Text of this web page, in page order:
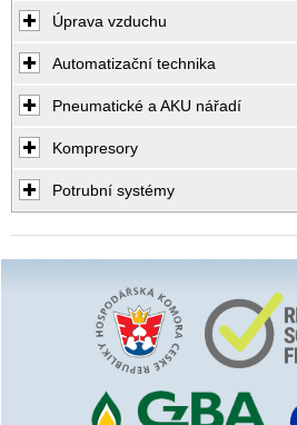
Úprava vzduchu
Automatizační technika
Pneumatické a AKU nářadí
Kompresory
Potrubní systémy